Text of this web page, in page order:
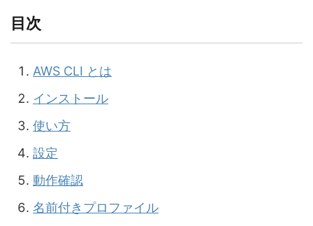
目次
AWS CLI とは
インストール
使い方
設定
動作確認
名前付きプロファイル